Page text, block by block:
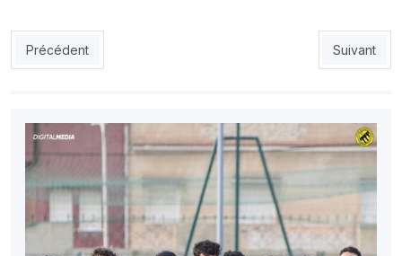
Article précédent : MOB : un grand ménage se prépare
Précédent Article
Suivant